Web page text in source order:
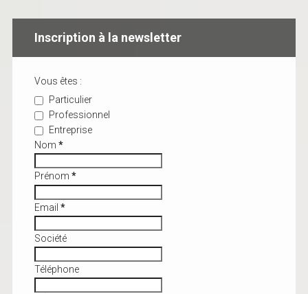
Inscription à la newsletter
Vous êtes :
Particulier
Professionnel
Entreprise
Nom *
Prénom *
Email *
Société
Téléphone